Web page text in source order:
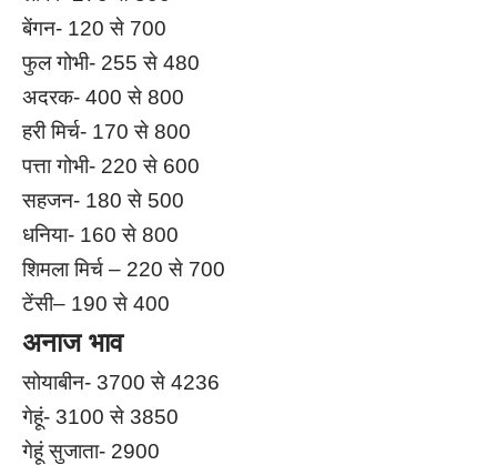
बेंगन- 120 से 700
फुल गोभी- 255 से 480
अदरक- 400 से 800
हरी मिर्च- 170 से 800
पत्ता गोभी- 220 से 600
सहजन- 180 से 500
धनिया- 160 से 800
शिमला मिर्च – 220 से 700
टेंसी– 190 से 400
अनाज भाव
सोयाबीन- 3700 से 4236
गेहूं- 3100 से 3850
गेहूं सुजाता- 2900